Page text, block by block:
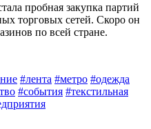
пробная закупка партий
торговых сетей. Скоро он
по всей стране.
#лента #метро #одежда
#события #текстильная